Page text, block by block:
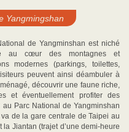
Yangmingshan
de Yangminshan est niché
au cœur des montagnes et
modernes (parkings, toilettes,
peuvent ainsi déambuler à
découvrir une faune riche,
et éventuellement profiter des
Parc National de Yangminshan
de la gare centrale de Taipei au
Jiantan (trajet d’une demi-heure